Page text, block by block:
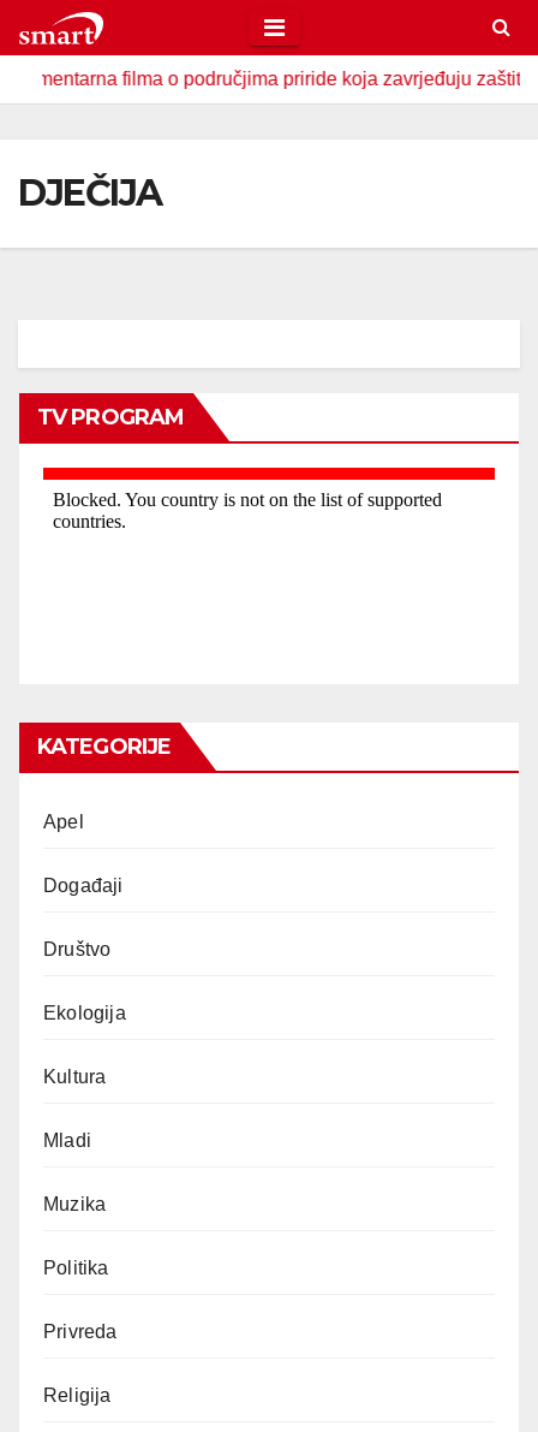
to
content
filma o područjima priride koja zavrjeđuju zaštitu
DJEČIJA
TV PROGRAM
KATEGORIJE
Apel
Događaji
Društvo
Ekologija
Kultura
Mladi
Muzika
Politika
Privreda
Religija